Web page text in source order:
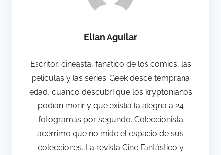
Elian Aguilar
Escritor, cineasta, fanático de los comics, las
peliculas y las series. Geek desde temprana
edad, cuando descubrí que los kryptonianos
podían morir y que existía la alegría a 24
fotogramas por segundo. Coleccionista
acérrimo que no mide el espacio de sus
colecciones. La revista Cine Fantástico y